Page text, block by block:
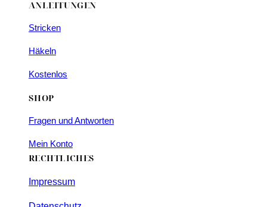
ANLEITUNGEN
Stricken
Häkeln
Kostenlos
SHOP
Fragen und Antworten
Mein Konto
RECHTLICHES
Impressum